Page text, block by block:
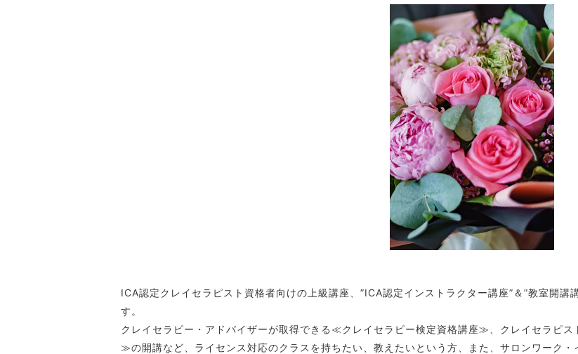
ICA認定クレイセラピスト資格者向けの上級講座、”ICA認定インストラクター講座”＆”教室開
す。
クレイセラピー・アドバイザーが取得できる≪クレイセラピー検定資格講座≫、クレイセラピ
≫の開講など、ライセンス対応のクラスを持ちたい、教えたいという方、また、サロンワーク